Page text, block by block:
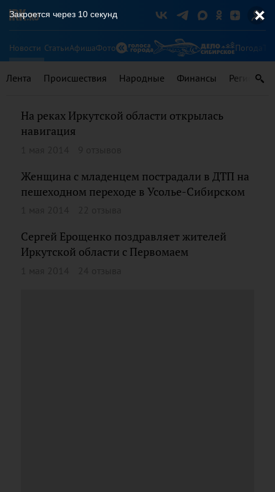
Новости СтатьиАфишаФото Погода
Лента Происшествия Народные Финансы Регионы
На реках Иркутской области открылась
навигация
Женщина с младенцем пострадали в ДТП на
пешеходном переходе в Усолье-Сибирском
Сергей Ерощенко поздравляет жителей
Иркутской области с Первомаем
Закроется через 9секунд